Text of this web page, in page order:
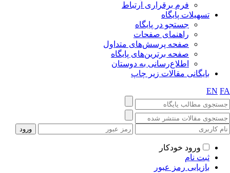
فرم برقراری ارتباط
تسهیلات پایگاه
جستجو در پایگاه
راهنمای صفحات
صفحه پرسش‌های متداول
صفحه برترین‌های پایگاه
اطلاع‌رسانی به دوستان
بایگانی مقالات زیر چاپ
EN
ورود خودکار
ثبت نام
بازیابی رمز عبور